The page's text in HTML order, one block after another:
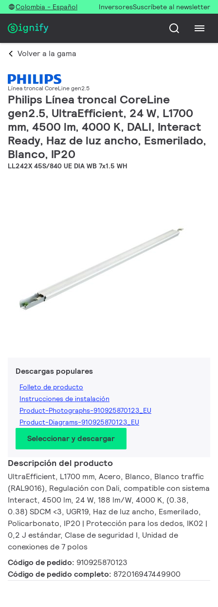
Colombia - Español InversoresSuscríbete al newsletter
Volver a la gama
Línea troncal CoreLine gen2.5
Philips Línea troncal CoreLine
gen2.5, UltraEfficient, 24 W, L1700
mm, 4500 lm, 4000 K, DALI, Interact
Ready, Haz de luz ancho, Esmerilado,
Blanco, IP20
LL242X 45S/840 UE DIA WB 7x1.5 WH
Descargas populares
Folleto de producto
Instrucciones de instalación
Product-Photographs-910925870123_EU
Product-Diagrams-910925870123_EU
Seleccionar y descargar
Descripción del producto
UltraEfficient, L1700 mm, Acero, Blanco, Blanco traffic
(RAL9016), Regulación con Dali, compatible con sistema
Interact, 4500 lm, 24 W, 188 lm/W, 4000 K, (0.38,
0.38) SDCM <3, UGR19, Haz de luz ancho, Esmerilado,
Policarbonato, IP20 | Protección para los dedos, IK02 |
0,2 J estándar, Clase de seguridad I, Unidad de
conexiones de 7 polos
Código de pedido: 910925870123
Código de pedido completo: 872016947449900